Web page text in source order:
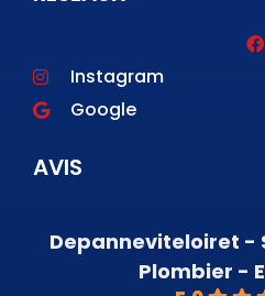
Instagram
Google
AVIS
Depanneviteloiret -
Plombier -